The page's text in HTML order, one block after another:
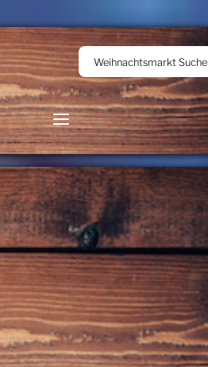
Weihnachtsmarkt Suche